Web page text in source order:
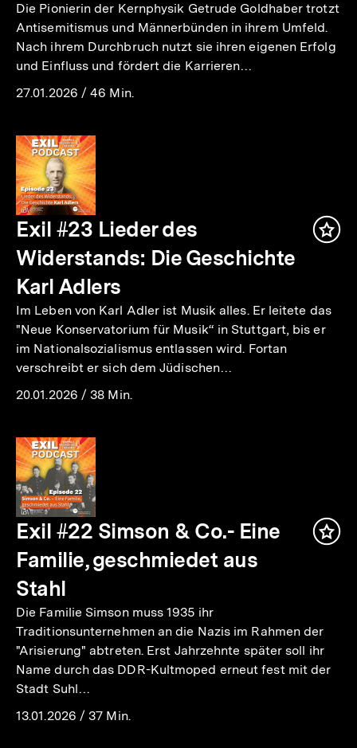
Die Pionierin der Kernphysik Getrude Goldhaber trotzt
Antisemitismus und Männerbünden in ihrem Umfeld.
Nach ihrem Durchbruch nutzt sie ihren eigenen Erfolg
und Einfluss und fördert die Karrieren…
27.01.2026 /46 Min.
Exil #23 Lieder des
Widerstands: Die Geschichte
Karl Adlers
Im Leben von Karl Adler ist Musik alles. Er leitete das
"Neue Konservatorium für Musik“ in Stuttgart, bis er
im Nationalsozialismus entlassen wird. Fortan
verschreibt er sich dem Jüdischen…
20.01.2026 / 38 Min.
Exil #22 Simson & Co.- Eine
Familie, geschmiedet aus
Stahl
Die Familie Simson muss 1935 ihr
Traditionsunternehmen an die Nazis im Rahmen der
"Arisierung" abtreten. Erst Jahrzehnte später soll ihr
Name durch das DDR-Kultmoped erneut fest mit der
Stadt Suhl…
13.01.2026 / 37 Min.